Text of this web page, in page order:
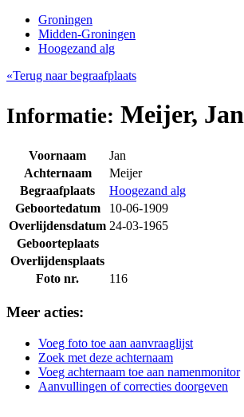
Groningen
Midden-Groningen
Hoogezand alg
«Terug naar begraafplaats
Informatie: Meijer, Jan
Voornaam
Jan
Achternaam
Meijer
Begraafplaats
Hoogezand alg
Geboortedatum
10-06-1909
Overlijdensdatum 24-03-1965
Geboorteplaats
Overlijdensplaats
Foto nr.
116
Meer acties:
Voeg foto toe aan aanvraaglijst
Zoek met deze achternaam
Voeg achternaam toe aan namenmonitor
Aanvullingen of correcties doorgeven